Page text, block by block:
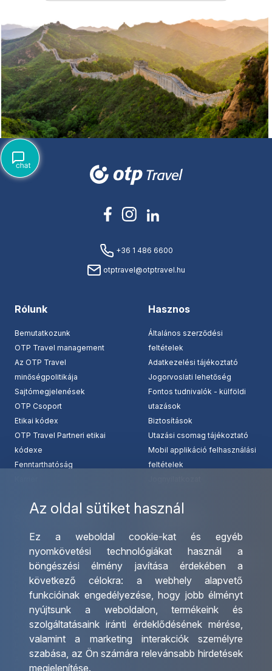
Az oldal sütiket használ
Ez a weboldal cookie-kat és egyéb
nyomkövetési technológiákat használ a
böngészési élmény javítása érdekében a
következő célokra: a webhely alapvető
funkcióinak engedélyezése, hogy jobb élményt
nyújtsunk a weboldalon,termékeink és
szolgáltatásaink iránti érdeklődésének mérése,
valamint a marketing interakciók személyre
szabása, az Ön számára relevánsabb hirdetések
megjelenítése.
+36 1 486 6600
otptravel@otptravel.hu
Rólunk
Bemutatkozunk
OTP Travel management
Az OTP Travel
minőségpolitikája
Sajtómegjelenések
OTP Csoport
Etikai kódex
OTP Travel Partneri etikai
kódexe
Fenntarthatóság
Hasznos
Általános szerződési
feltételek
Adatkezelési tájékoztató
Jogorvoslati lehetőség
Fontos tudnivalók - külföldi
utazások
Biztosítások
Utazási csomag tájékoztató
Mobil applikáció felhasználási
feltételek
Csoportos utazások
szervezése
Egyéni utak szervezése
Hajóutak
Üzleti utaztatás
Nemzetközi tanár és
diákigazolványok
Letölthető katalógusunk
Ajándékutalvány
Irodáink
Utazásszervező partnereink
Viszonteladó Partnereink
Partnereinknek
Utazási kérdőív
Impresszum